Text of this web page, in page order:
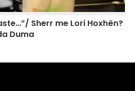
Sherr me Lori Hoxhën?
Duma